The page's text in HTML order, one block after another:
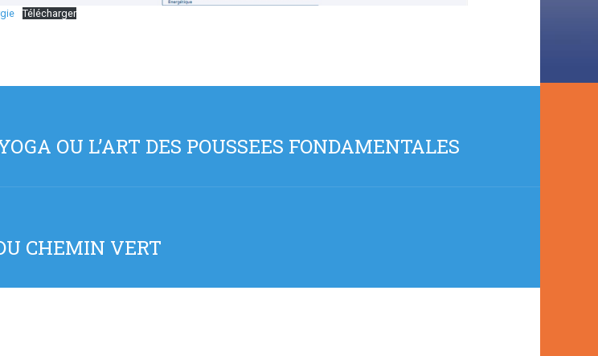
Télécharger
OU L’ART DES POUSSEES FONDAMENTALES
CHEMIN VERT